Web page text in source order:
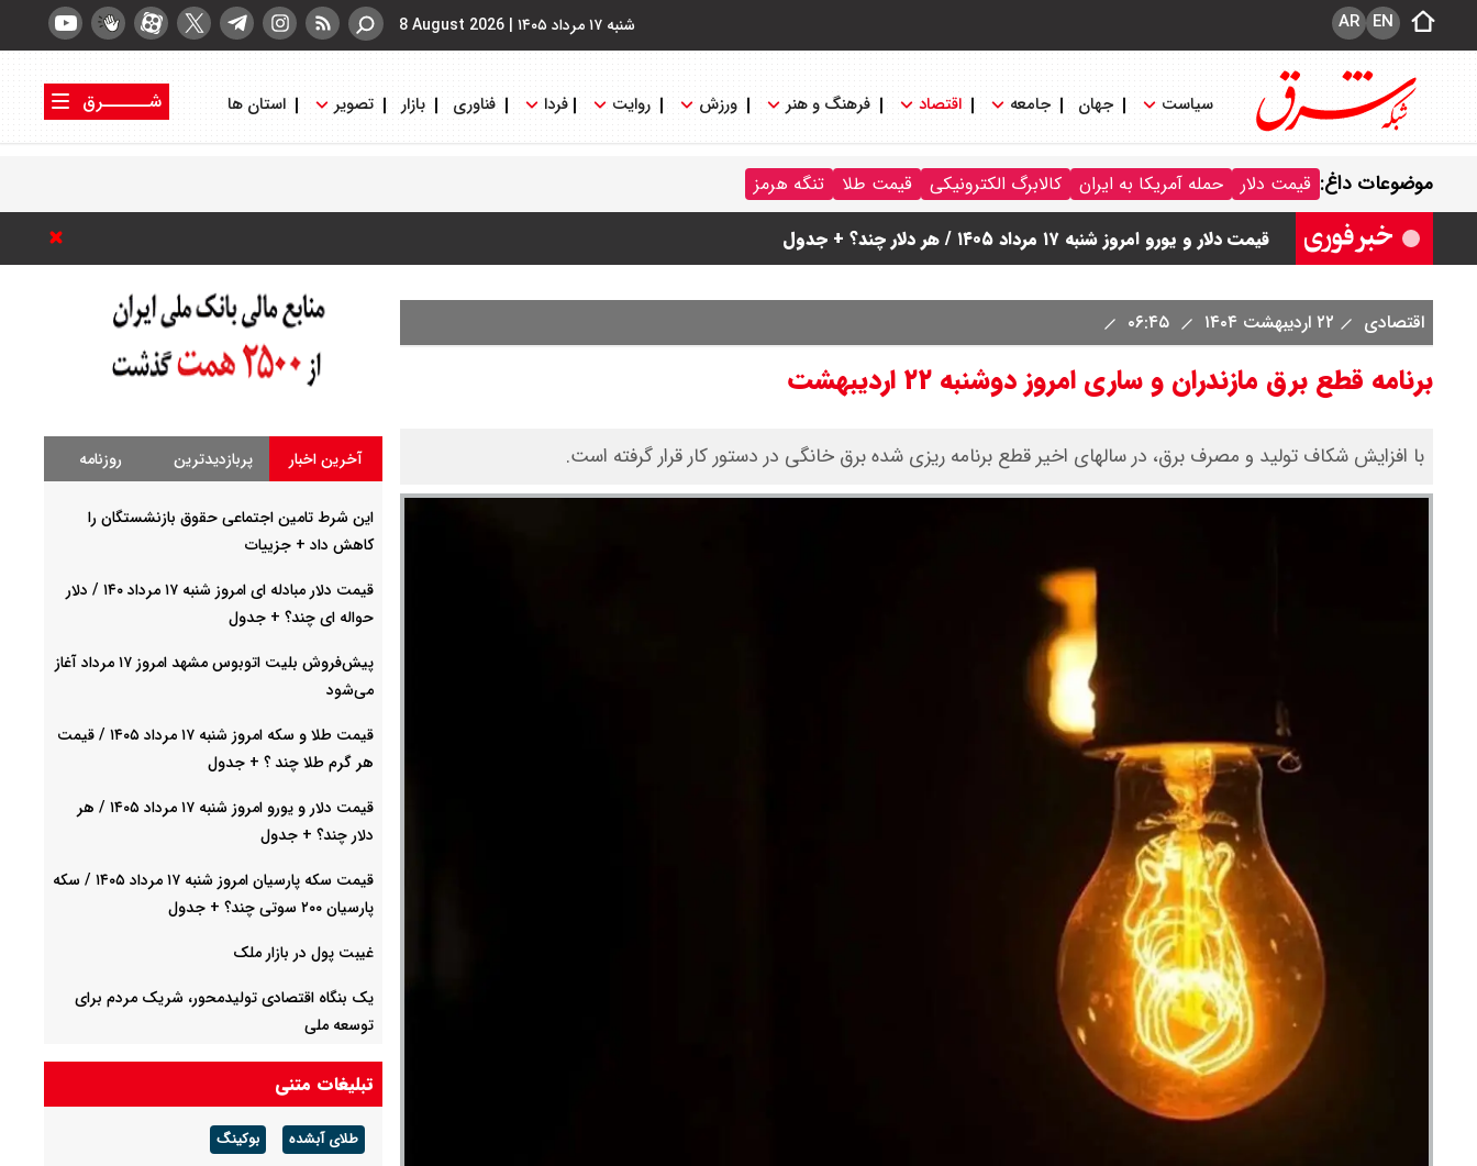
شنبه ۱۷ مرداد ۱۴۰۵ |
8 August 2026 EN
AR
سیاست جهان جامعه اقتصاد فرهنگ و هنر ورزش روایت فردا فناوری بازار تصویر استان ها
شــــــرق
موضوعات داغ: قیمت دلار حمله آمریکا به ایران کالابرگ الکترونیکی قیمت طلا تنگه هرمز
قیمت دلار مبادله ای امروز شنبه ۱۷ مرداد ۱۴۰ / دلار حواله ای چند؟ + جدول
قیمت طلا و سکه امروز شنبه ۱۷ مرداد ۱۴۰۵ / قیمت هر گرم طلا چند ؟ + جدول
قیمت دلار و یورو امروز شنبه ۱۷ مرداد ۱۴۰۵ / هر دلار چند؟ + جدول
اقتصادی
۲۲ اردیبهشت ۱۴۰۴
برنامه قطع برق مازندران و ساری امروز دوشنبه ۲۲ اردیبهشت
با افزایش شکاف تولید و مصرف برق، در سالهای اخیر قطع برنامه ریزی شده برق خانگی در دستور کار قرار گرفته است. آخرین اخبار پربازدیدترین روزنامه
این شرط تامین اجتماعی حقوق بازنشستگان را
کاهش داد + جزییات
قیمت دلار مبادله ای امروز شنبه ۱۷ مرداد ۱۴۰ / دلار
حواله ای چند؟ + جدول
پیش‌فروش بلیت اتوبوس مشهد امروز ۱۷ مرداد آغاز
می‌شود
قیمت طلا و سکه امروز شنبه ۱۷ مرداد ۱۴۰۵ / قیمت
هر گرم طلا چند ؟ + جدول
قیمت دلار و یورو امروز شنبه ۱۷ مرداد ۱۴۰۵ / هر
دلار چند؟ + جدول
قیمت سکه پارسیان امروز شنبه ۱۷ مرداد ۱۴۰۵ / سکه
پارسیان ۲۰۰ سوتی چند؟ + جدول
غیبت پول در بازار ملک
یک بنگاه اقتصادی تولیدمحور، شریک مردم برای
توسعه ملی
اطلاعیه آبفا درباره افزایش رقم برخی قبوض آب در
تابستان
درخشش جوانان ایران در المپیاد جهانی هوش
تبلیغات متنی
طلای آبشده بوکینگ